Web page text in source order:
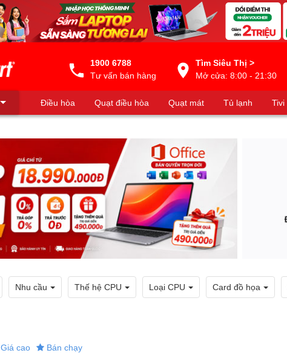
1900 6788
Tư vấn bán hàng
Tìm Siêu Thị >
Mở cửa: 8:00 - 21:30
Điều hòa Quạt điều hòa Quạt mát Tủ lạnh Tivi
Máy lọc nước
Nhu cầu Thế hệ CPU Loại CPU Card đồ họa
Giá cao Bán chạy